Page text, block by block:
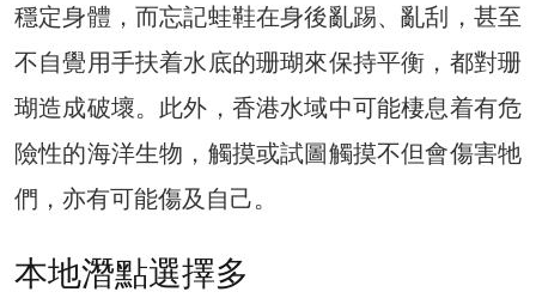
穩定身體，而忘記蛙鞋在身後亂踢、亂刮，甚至
不自覺用手扶着水底的珊瑚來保持平衡，都對珊
瑚造成破壞。此外，香港水域中可能棲息着有危
險性的海洋生物，觸摸或試圖觸摸不但會傷害牠
們，亦有可能傷及自己。
本地潛點選擇多